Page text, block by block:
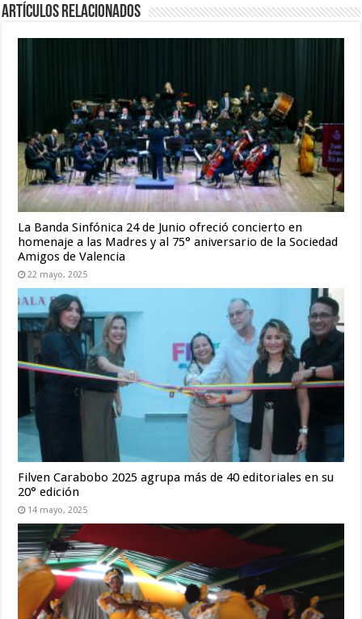
video
Artículos relacionados
La Banda Sinfónica 24 de Junio ofreció concierto en
homenaje a las Madres y al 75° aniversario de la Sociedad
Amigos de Valencia
22 mayo, 2025
Filven Carabobo 2025 agrupa más de 40 editoriales en su
20° edición
14 mayo, 2025